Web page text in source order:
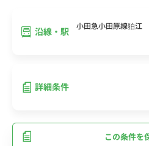
沿線・駅 小田急小田原線狛江
詳細条件
この条件を